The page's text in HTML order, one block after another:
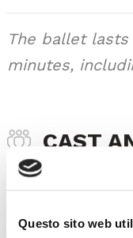
Questo sito web
The ballet
minutes,
CAST
Hungarian National